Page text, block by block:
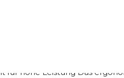
Tragekomfort - in jeder
Umgebung. Dank Open-
Ob auf der Straße oder
die Sicherheit zu
2.0+ Technologie (8.
Erlebe tiefere Bässe,
für hohe Leistung Das